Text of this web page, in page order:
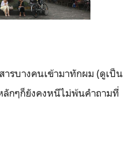
ารบางคนเข้ามาทักผม (ดูเป็น
ลักๆก็ยังคงหนีไม่พ้นคำถามที่